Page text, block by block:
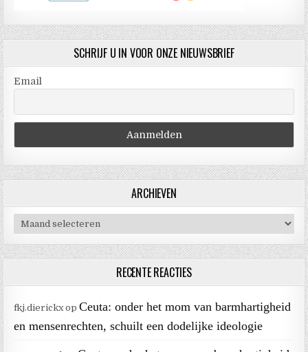
SCHRIJF U IN VOOR ONZE NIEUWSBRIEF
Email
ARCHIEVEN
Archieven
RECENTE REACTIES
fkj.dierickx opCeuta: onder het mom van barmhartigheid
en mensenrechten, schuilt een dodelijke ideologie